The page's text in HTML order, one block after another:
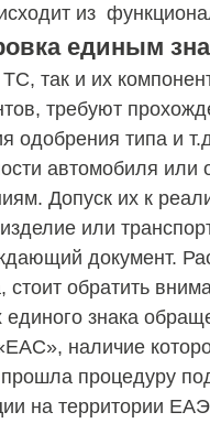
из
единым
так и их
требуют
одобрения типа и
автомобиля или
Допуск их к
изделие или
документ.
стоит обратить
единого знака
наличие
процедуру
на территории